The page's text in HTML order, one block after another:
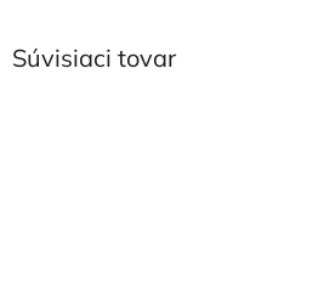
Súvisiaci tovar